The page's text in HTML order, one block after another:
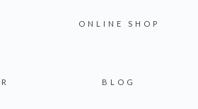
ONLINE SHOP
BLOG